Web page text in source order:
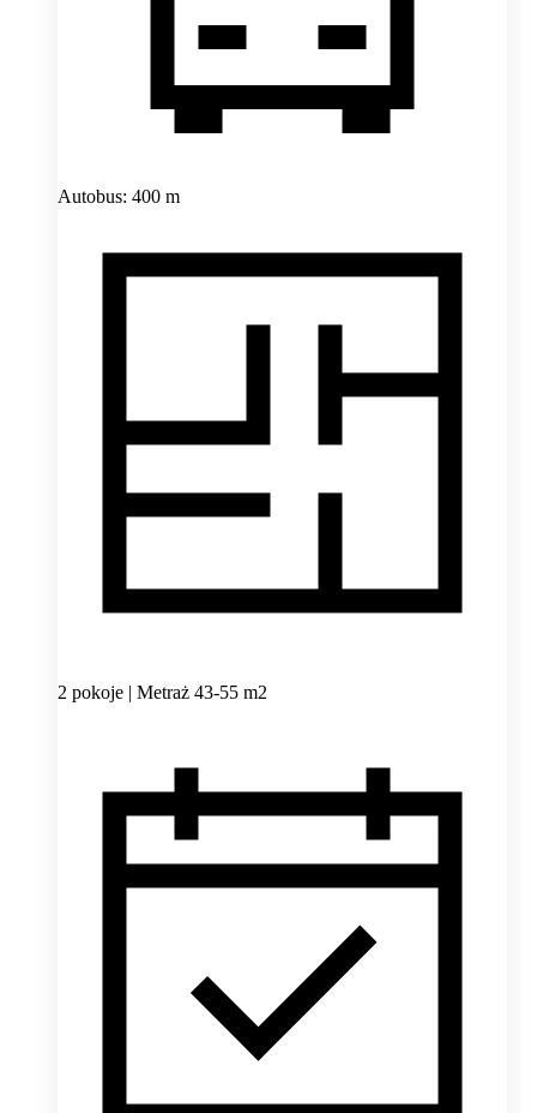
Autobus: 400 m
2 pokoje | Metraż 43-55 m2